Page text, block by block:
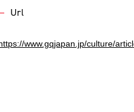
Url
www.gqjapan.jp/culture/